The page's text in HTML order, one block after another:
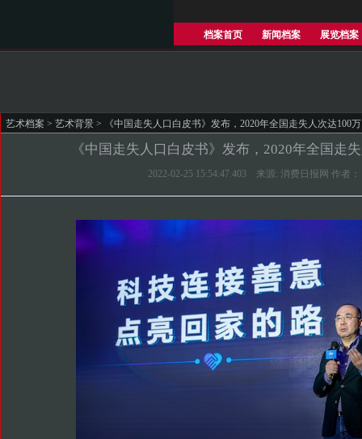
档案首页 新闻档案 展览档案
艺术档案 > 艺术背景 > 《中国走失人口白皮书》发布，2020年全国走失人次达100万
《中国走失人口白皮书》发布，2020年全国走
2022-02-25 15:54:47.403 来源: 消费日报网 作者：